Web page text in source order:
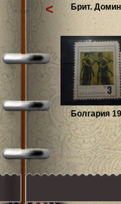
Брит.
Болгария
<